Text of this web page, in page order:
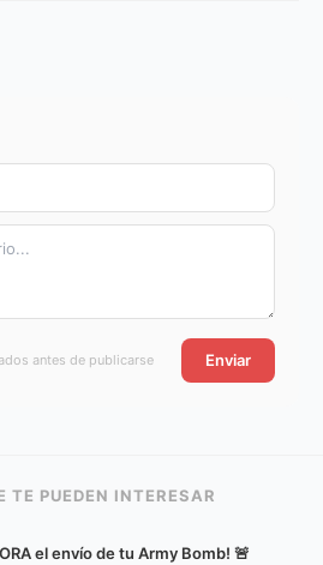
antes de publicarse Enviar
PUEDEN INTERESAR
el envío de tu Army Bomb! 🚨